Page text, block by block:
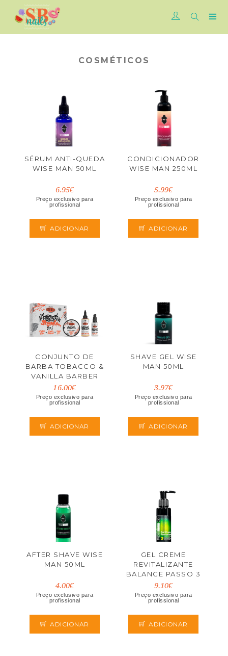
COSMÉTICOS
SÉRUM ANTI-QUEDA
WISE MAN 50ML
6.95€
Preço exclusivo para
profissional
ADICIONAR
CONDICIONADOR
WISE MAN 250ML
5.99€
Preço exclusivo para
profissional
ADICIONAR
CONJUNTO DE
BARBA TOBACCO &
VANILLA BARBER
MARMARA
16.00€
Preço exclusivo para
profissional
ADICIONAR
SHAVE GEL WISE
MAN 50ML
3.97€
Preço exclusivo para
profissional
ADICIONAR
AFTER SHAVE WISE
MAN 50ML
4.00€
Preço exclusivo para
profissional
ADICIONAR
GEL CREME
REVITALIZANTE
BALANCE PASSO 3
WISE MAN 100ML SB
BARBER
9.10€
Preço exclusivo para
profissional
ADICIONAR